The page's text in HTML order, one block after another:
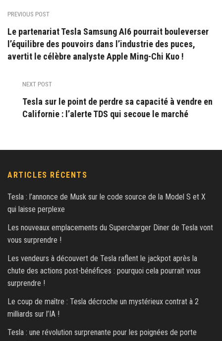
PREVIOUS POST
Le partenariat Tesla Samsung AI6 pourrait bouleverser
l’équilibre des pouvoirs dans l’industrie des puces,
avertit le célèbre analyste Apple Ming-Chi Kuo !
NEXT POST
Tesla sur le point de perdre sa capacité à vendre en
Californie : l’alerte TDS qui secoue le marché
ARTICLES RÉCENTS
Tesla : l’annonce de Musk sur le code source de la Model S et X
qui laisse perplexe
Les nouveaux emplacements du Supercharger Diner de Tesla vont
vous surprendre !
Les vendeurs à découvert de Tesla raflent le jackpot après la
chute des actions post-bénéfices : pourquoi cela pourrait vous
surprendre !
Le coup de maître : Tesla décroche un mystérieux contrat à 2
milliards sur l’IA !
Tesla : une révolution surprenante pour les poignées de porte